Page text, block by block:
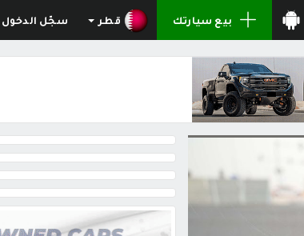
بيع سيارتك قطر سجّل الدخول